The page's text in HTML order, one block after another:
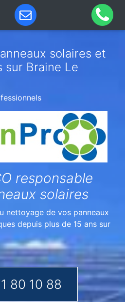
solaires et
sur Braine Le
responsable
solaires
nettoyage de vos panneaux
depuis plus de 15 ans sur
80 10 88